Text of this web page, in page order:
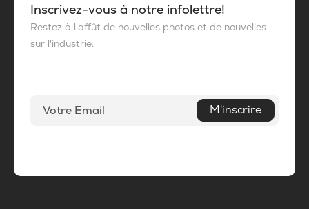
Inscrivez-vous à notre infolettre!
Restez à l'affût de nouvelles photos et de nouvelles
sur l'industrie.
M'inscrire